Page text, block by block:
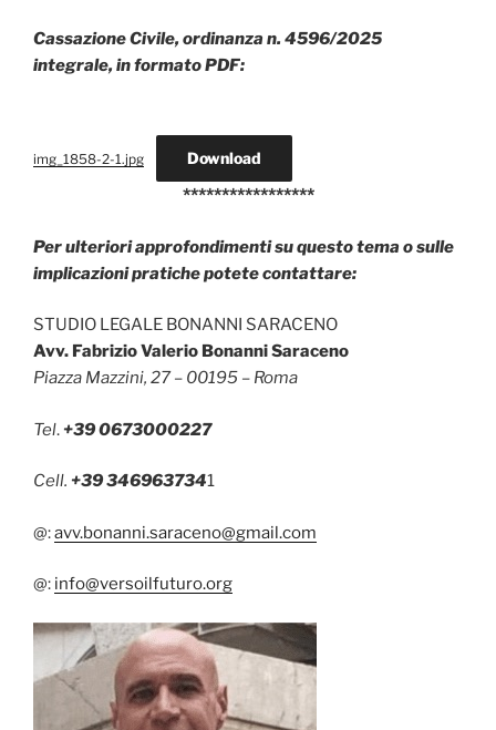
Cassazione Civile, ordinanza n. 4596/2025
integrale, in formato PDF:
img_1858-2-1.jpg Download
*****************
Per ulteriori approfondimenti su questo tema o sulle
implicazioni pratiche potete contattare:
STUDIO LEGALE BONANNI SARACENO
Avv. Fabrizio Valerio Bonanni Saraceno
Piazza Mazzini, 27 – 00195 – Roma
Tel.+39 0673000227
Cell. +39 3469637341
@:avv.bonanni.saraceno@gmail.com
@: info@versoilfuturo.org